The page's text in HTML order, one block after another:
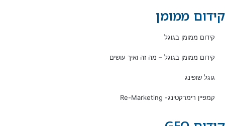
קידום ממומן
קידום ממומן בגוגל
קידום ממומן בגוגל – מה זה ואיך עושים
גוגל שופינג
קמפיין רימרקטינג- Re-Marketing